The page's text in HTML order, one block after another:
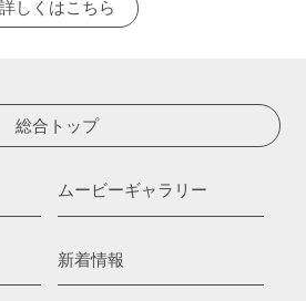
詳しくはこちら
総合トップ
ムービーギャラリー
新着情報